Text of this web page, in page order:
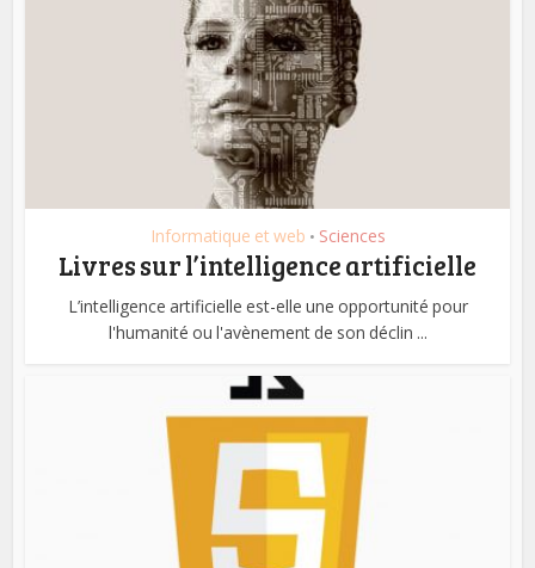
Informatique et web • Sciences
Livres sur l’intelligence artificielle
L’intelligence artificielle est-elle une opportunité pour
l'humanité ou l'avènement de son déclin ...